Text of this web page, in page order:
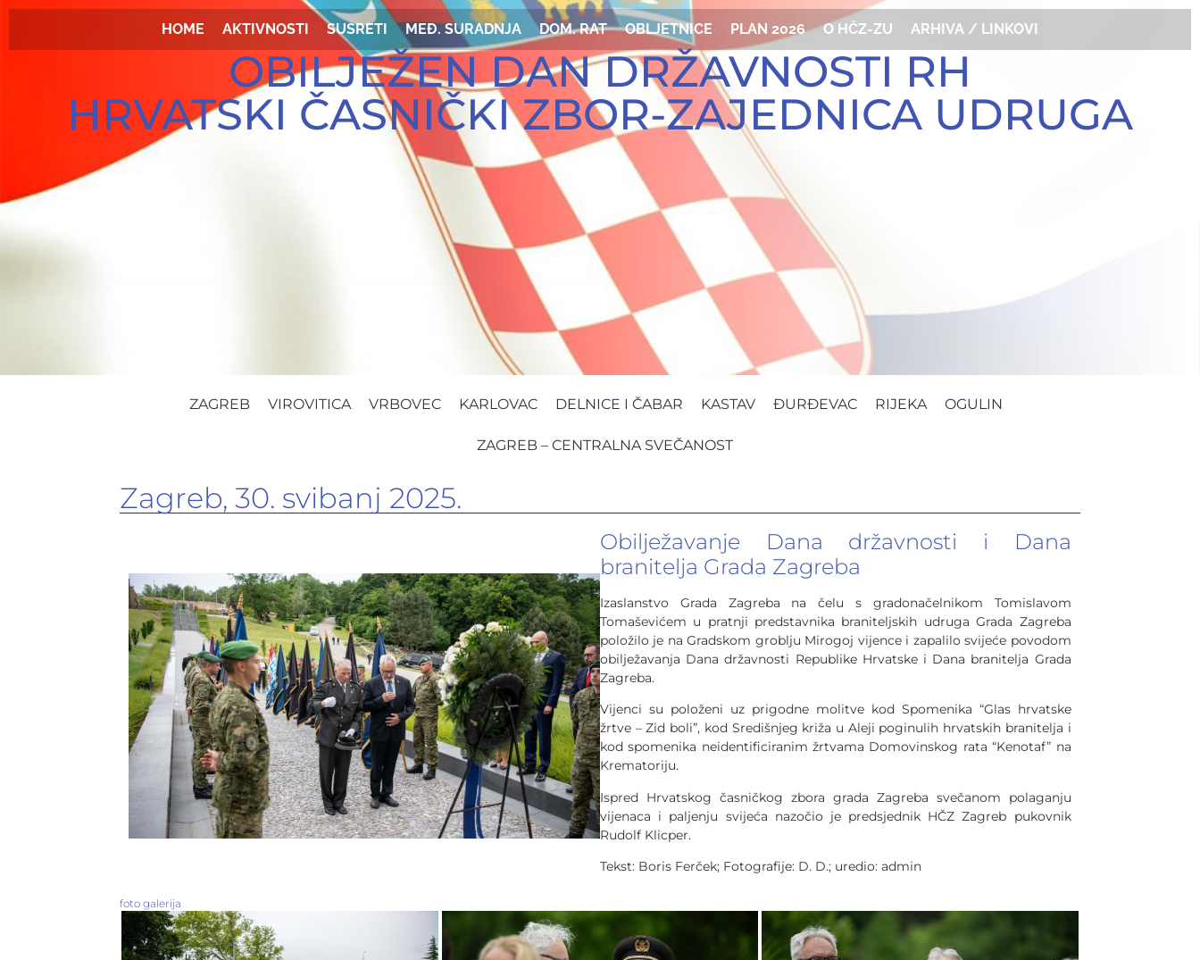
HOME AKTIVNOSTI SUSRETI MEĐ. SURADNJA DOM. RAT OBLJETNICE PLAN 2026 O HČZ-ZU ARHIVA / LINKOVI
OBILJEŽEN DAN DRŽAVNOSTI RH
HRVATSKI ČASNIČKI ZBOR-ZAJEDNICA UDRUGA
ZAGREB VIROVITICA VRBOVEC KARLOVAC DELNICE I ČABAR KASTAV ĐURĐEVAC RIJEKA OGULIN
ZAGREB – CENTRALNA SVEČANOST
Zagreb, 30. svibanj 2025.
Obilježavanje Dana državnosti i Dana
branitelja Grada Zagreba
Izaslanstvo Grada Zagreba na čelu s gradonačelnikom Tomislavom
Tomaševićem u pratnji predstavnika braniteljskih udruga Grada Zagreba
položilo je na Gradskom groblju Mirogoj vijence i zapalilo svijeće povodom
obilježavanja Dana državnosti Republike Hrvatske i Dana branitelja Grada
Zagreba.
Vijenci su položeni uz prigodne molitve kod Spomenika “Glas hrvatske
žrtve – Zid boli”, kod Središnjeg križa u Aleji poginulih hrvatskih branitelja i
kod spomenika neidentificiranim žrtvama Domovinskog rata “Kenotaf” na
Krematoriju.
Ispred Hrvatskog časničkog zbora grada Zagreba svečanom polaganju
vijenaca i paljenju svijeća nazočio je predsjednik HČZ Zagreb pukovnik
Rudolf Klicper.
Tekst: Boris Ferček; Fotografije: D. D.; uredio: admin
foto galerija